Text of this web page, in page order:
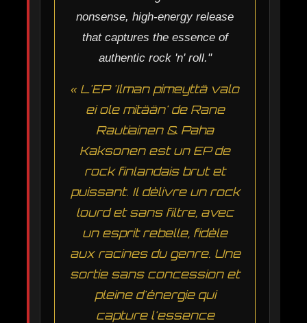
nonsense, high-energy release
that captures the essence of
authentic rock 'n' roll."
« L'EP 'Ilman pimeyttä valo
ei ole mitään' de Rane
Rautiainen & Paha
Kaksonen est un EP de
rock finlandais brut et
puissant. Il délivre un rock
lourd et sans filtre, avec
un esprit rebelle, fidèle
aux racines du genre. Une
sortie sans concession et
pleine d'énergie qui
capture l'essence